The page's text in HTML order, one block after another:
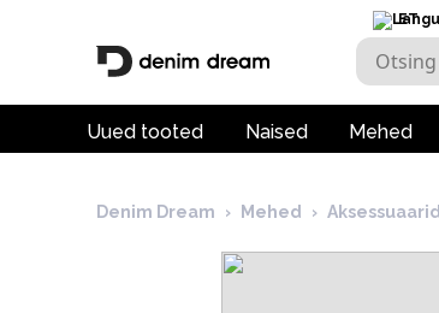
ET
Uued tooted Naised Mehed
Denim Dream › Mehed › Aksessuaarid